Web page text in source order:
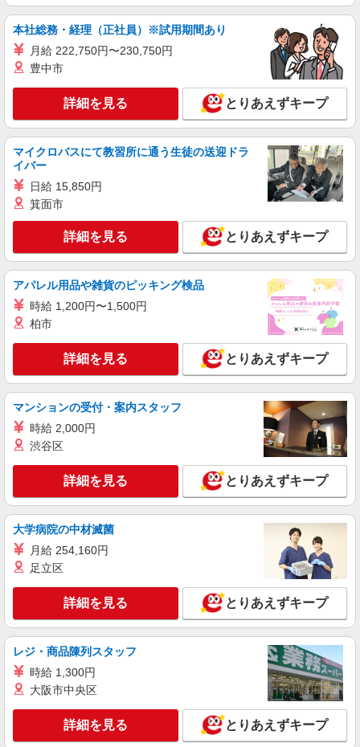
ど♪★激募★
時給1650円〜2312円 ＜日払い有/週払い有/交
通費全支給(ガソリン代含む)＞
キープ 詳細を見る
職業紹介
株式会社kotrio /●SW-S-2022451
亀有駅＊未経験スタート7割！病院のパート看
葛飾区｜最寄：亀有
キープ 詳細を見る
職業紹介
看護師さんのサポート担当＊未経験OK！きれ
いな病院で介助など＊
【正社員】月給240,000〜400,000円 ・基本
給：200,000円〜220,000円 ・資格手当：10,000〜
30,000円 ・役職手当：10,000〜70,000円 ・処遇改
善手当：20,000〜60,000円（勤続年数、保有資格
により変動） ・固定残業手当：20,000円（10時
間） ※固定残業時間を超過する場合には超過勤務
手当として別途支給 ・夜勤手当：10,000円/1回
（上記給与とは別に支給） 下記資格をお持ちの方
歓迎 ・認知症介護基礎研修 ・初任者研修 ・実務
者研修 ・介護福祉士 など
詳細を見る
青砥駅＊サ高住＊シフト融通が利くため子育て
世代から大人気♪
時給2400円〜3000円 ＜日払い有/週払い有/交
葛飾区青戸 青砥駅チカ★
キープ 詳細を見る
職業紹介
株式会社トラストグロース 新宿本社 第1営業部
月給：209,000〜283,350円 ※資格や経験など
による
本社総務・経理（正社員）※試用期間あり
月給 222,750円〜230,750円
豊中市
詳細を見る とりあえずキープ
マイクロバスにて教習所に通う生徒の送迎ドラ
イバー
日給 15,850円
箕面市
詳細を見る とりあえずキープ
アパレル用品や雑貨のピッキング検品
時給 1,200円〜1,500円
柏市
詳細を見る とりあえずキープ
マンションの受付・案内スタッフ
時給 2,000円
渋谷区
詳細を見る とりあえずキープ
大学病院の中材滅菌
月給 254,160円
足立区
詳細を見る とりあえずキープ
レジ・商品陳列スタッフ
時給 1,300円
大阪市中央区
詳細を見る とりあえずキープ